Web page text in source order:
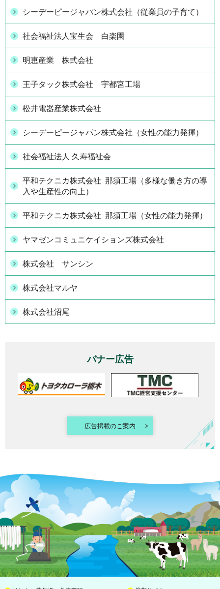
シーデーピージャパン株式会社（従業員の子育て）
社会福祉法人宝生会 白楽園
明恵産業 株式会社
王子タック株式会社 宇都宮工場
松井電器産業株式会社
シーデーピージャパン株式会社（女性の能力発揮）
社会福祉法人 久寿福祉会
平和テクニカ株式会社 那須工場（多様な働き方の導
入や生産性の向上）
平和テクニカ株式会社 那須工場（女性の能力発揮）
ヤマゼンコミュニケイションズ株式会社
株式会社 サンシン
株式会社マルヤ
株式会社沼尾
バナー広告
広告掲載のご案内